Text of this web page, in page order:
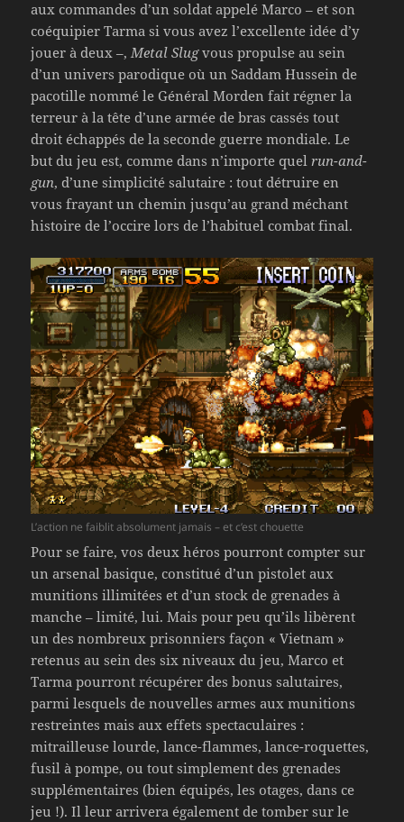
aux commandes d’un soldat appelé Marco – et son
coéquipier Tarma si vous avez l’excellente idée d’y
jouer à deux –,Metal Slugvous propulse au sein
d’un univers parodique où un Saddam Hussein de
pacotille nommé le Général Morden fait régner la
terreur à la tête d’une armée de bras cassés tout
droit échappés de la seconde guerre mondiale. Le
but du jeu est, comme dans n’importe quelrun-and-
gun, d’une simplicité salutaire : tout détruire en
vous frayant un chemin jusqu’au grand méchant
histoire de l’occire lors de l’habituel combat final.
L’action ne faiblit absolument jamais – et c’est chouette
Pour se faire, vos deux héros pourront compter sur
un arsenal basique, constitué d’un pistolet aux
munitions illimitées et d’un stock de grenades à
manche – limité, lui. Mais pour peu qu’ils libèrent
un des nombreux prisonniers façon « Vietnam »
retenus au sein des six niveaux du jeu, Marco et
Tarma pourront récupérer des bonus salutaires,
parmi lesquels de nouvelles armes aux munitions
restreintes mais aux effets spectaculaires :
mitrailleuse lourde, lance-flammes, lance-roquettes,
fusil à pompe, ou tout simplement des grenades
supplémentaires (bien équipés, les otages, dans ce
jeu !). Il leur arrivera également de tomber sur le